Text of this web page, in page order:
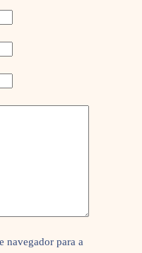
navegador para a